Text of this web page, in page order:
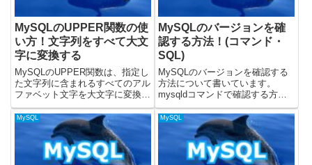
MySQLのUPPER関数の使
い方！文字列をすべて大文
字に変換する
MySQLのUPPER関数は、指定し
た文字列に含まれるすべてのアル
ファベット文字を大文字に変換す
るために使用されます。データの
正規化、検索時の大文字・小文字
の区別をなくす（ケースインセン
シティブ検索）、レポートの体裁
を整えるなど、文字列の操...
MySQLのバージョンを確
認する方法！(コマンド・
SQL)
MySQLのバージョンを確認する
方法について書いています。
mysqldコマンドで確認する方法
と、SQLを実行して確認すること
ができます。コマンドやSQLにつ
いては、MySQLのバージョン
8.0.15で試しました。コマンドで
確認するコマンドで...
MySQL MySQL